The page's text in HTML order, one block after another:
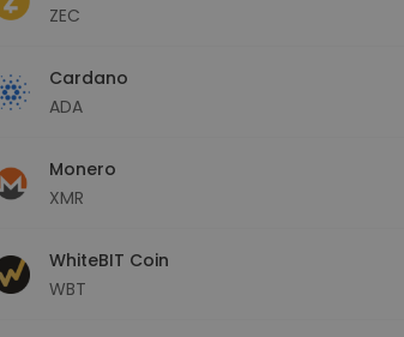
ZEC
Cardano
ADA
Monero
XMR
WhiteBIT Coin
WBT